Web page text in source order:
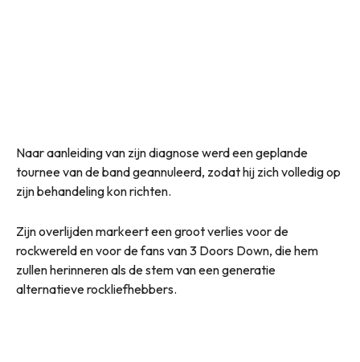
Naar aanleiding van zijn diagnose werd een geplande
tournee van de band geannuleerd, zodat hij zich volledig op
zijn behandeling kon richten.
Zijn overlijden markeert een groot verlies voor de
rockwereld en voor de fans van 3 Doors Down, die hem
zullen herinneren als de stem van een generatie
alternatieve rockliefhebbers.